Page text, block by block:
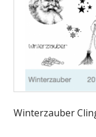
Winterzauber